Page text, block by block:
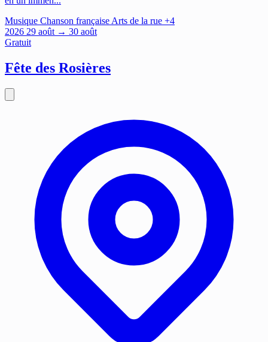
Musique Chanson française Arts de la rue +4
2026 29 août → 30 août
Gratuit
Fête des Rosières